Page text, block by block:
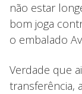
não estar
bom joga
o embalado
Verdade que
transferência,